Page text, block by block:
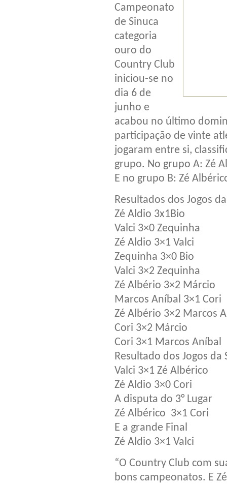
Campeonato
de Sinuca
categoria
ouro do
Country Club
iniciou-se no
dia 6 de
junho e
acabou no último
participação de vinte
jogaram entre si,
grupo. No grupo A: Zé
E no grupo B: Zé
Resultados dos Jogos
Zé Aldio 3x1Bio
Valci 3×0 Zequinha
Zé Aldio 3×1 Valci
Zequinha 3×0 Bio
Valci 3×2 Zequinha
Zé Albério 3×2 Márcio
Marcos Aníbal 3×1 Cori
Zé Albério 3×2 Marcos
Cori 3×2 Márcio
Cori 3×1 Marcos Aníbal
Resultado dos Jogos da
Valci 3×1 Zé Albérico
Zé Aldio 3×0 Cori
A disputa do 3° Lugar
Zé Albérico 3×1 Cori
E a grande Final
Zé Aldio 3×1 Valci
“O Country Club com
bons campeonatos. E